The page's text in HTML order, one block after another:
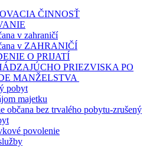
ČINNOSŤ
v zahraničí
v ZAHRANIČÍ
O PRIJATÍ
PRIEZVISKA PO
MANŽELSTVA
pobyt
majetku
občana bez trvalého pobytu-zrušený
povolenie